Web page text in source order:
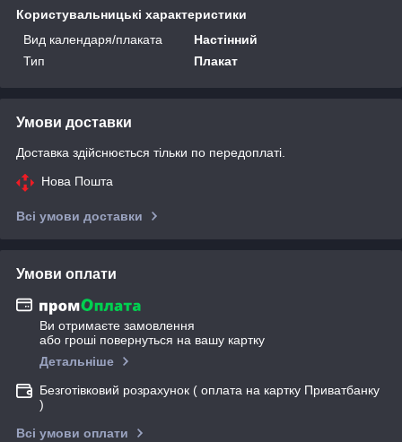
Користувальницькі характеристики
Вид календаря/плаката
Настінний
Тип
Плакат
Умови доставки
Доставка здійснюється тільки по передоплаті.
Нова Пошта
Всі умови доставки
Умови оплати
Ви отримаєте замовлення
або гроші повернуться на вашу картку
Детальніше
Безготівковий розрахунок ( оплата на картку Приватбанку
)
Всі умови оплати